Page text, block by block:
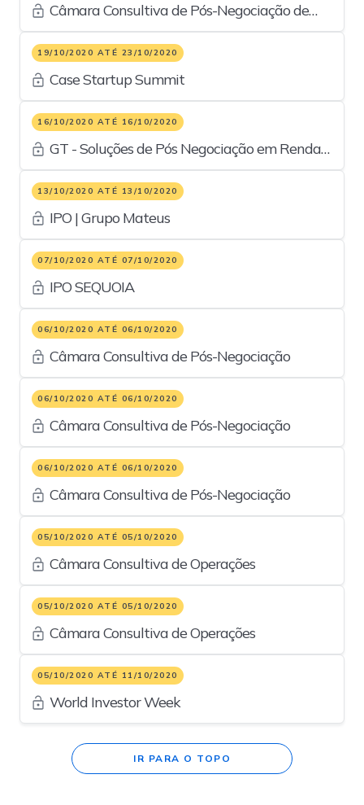
Câmara Consultiva de Pós-Negociação de
Balcão
19/10/2020 ATÉ 23/10/2020
Case Startup Summit
16/10/2020 ATÉ 16/10/2020
GT - Soluções de Pós Negociação em Renda
Fixa Pública e Privada
13/10/2020 ATÉ 13/10/2020
IPO | Grupo Mateus
07/10/2020 ATÉ 07/10/2020
IPO SEQUOIA
06/10/2020 ATÉ 06/10/2020
Câmara Consultiva de Pós-Negociação
06/10/2020 ATÉ 06/10/2020
Câmara Consultiva de Pós-Negociação
06/10/2020 ATÉ 06/10/2020
Câmara Consultiva de Pós-Negociação
05/10/2020 ATÉ 05/10/2020
Câmara Consultiva de Operações
05/10/2020 ATÉ 05/10/2020
Câmara Consultiva de Operações
05/10/2020 ATÉ 11/10/2020
World Investor Week
IR PARA O TOPO